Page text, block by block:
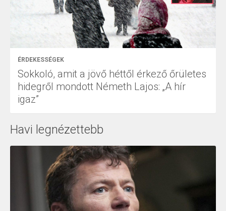
ÉRDEKESSÉGEK
Sokkoló, amit a jövő héttől érkező őrületes
hidegről mondott Németh Lajos: „A hír
igaz”
Havi legnézettebb